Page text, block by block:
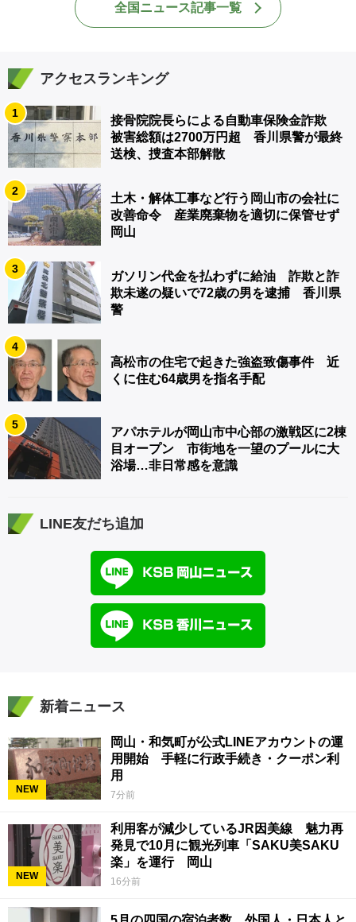
全国ニュース記事一覧
アクセスランキング
1
接骨院院長らによる自動車保険金詐欺
被害総額は2700万円超 香川県警が最終
送検、捜査本部解散
2
土木・解体工事など行う岡山市の会社に
改善命令 産業廃棄物を適切に保管せず
岡山
3
ガソリン代金を払わずに給油 詐欺と詐
欺未遂の疑いで72歳の男を逮捕 香川県
警
4
高松市の住宅で起きた強盗致傷事件 近
くに住む64歳男を指名手配
5
アパホテルが岡山市中心部の激戦区に2棟
目オープン 市街地を一望のプールに大
浴場…非日常感を意識
LINE友だち追加
新着ニュース
NEW
岡山・和気町が公式LINEアカウントの運
用開始 手軽に行政手続き・クーポン利
用
7分前
NEW
利用客が減少しているJR因美線 魅力再
発見で10月に観光列車「SAKU美SAKU
楽」を運行 岡山
16分前